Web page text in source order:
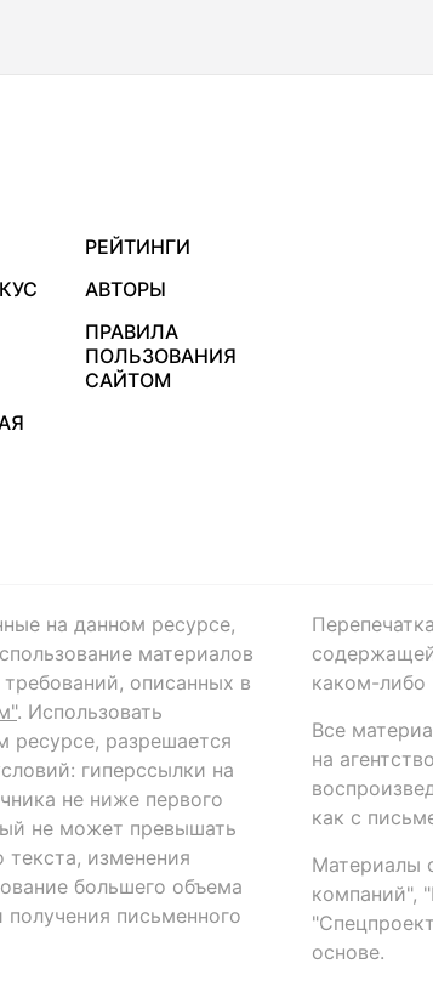
РЕЙТИНГИ
АВТОРЫ
ПРАВИЛА
ПОЛЬЗОВАНИЯ
САЙТОМ
на данном ресурсе,
материалов
описанных в
. Использовать
разрешается
гиперссылки на
не ниже первого
не может превышать
текста, изменения
большего объема
письменного
содержащей
каком-либо
Все
на
как с
Материалы
компаний",
основе.